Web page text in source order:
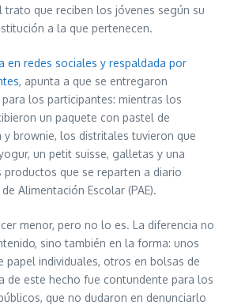
trato que reciben los jóvenes según su
a la que pertenecen.
en redes sociales y respaldada por
, apunta a que se entregaron
los participantes: mientras los
un paquete con pastel de
y brownie, los distritales tuvieron que
un petit suisse, galletas y una
que se reparten a diario
Alimentación Escolar (PAE).
menor, pero no lo es. La diferencia no
sino también en la forma: unos
papel individuales, otros en bolsas de
de este hecho fue contundente para los
que no dudaron en denunciarlo